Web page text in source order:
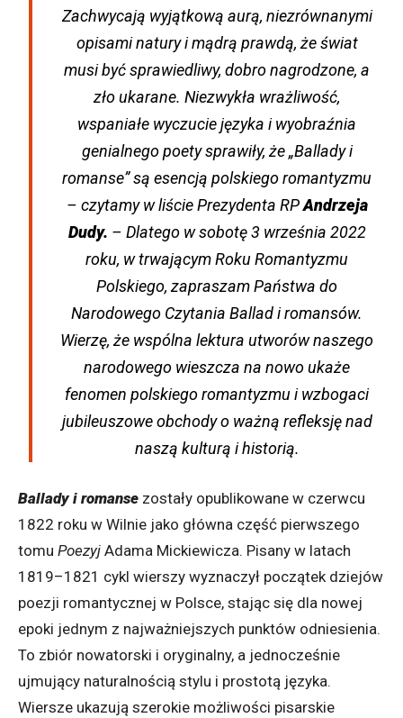
Zachwycają wyjątkową aurą, niezrównanymi
opisami natury i mądrą prawdą, że świat
musi być sprawiedliwy, dobro nagrodzone, a
zło ukarane. Niezwykła wrażliwość,
wspaniałe wyczucie języka i wyobraźnia
genialnego poety sprawiły, że „Ballady i
romanse” są esencją polskiego romantyzmu
– czytamy w liście Prezydenta RPAndrzeja
Dudy. – Dlatego w sobotę 3 września 2022
roku, w trwającym Roku Romantyzmu
Polskiego, zapraszam Państwa do
Narodowego Czytania Ballad i romansów.
Wierzę, że wspólna lektura utworów naszego
narodowego wieszcza na nowo ukaże
fenomen polskiego romantyzmu i wzbogaci
jubileuszowe obchody o ważną refleksję nad
naszą kulturą i historią.
Ballady i romanse zostały opublikowane w czerwcu
1822 roku w Wilnie jako główna część pierwszego
tomu Poezyj Adama Mickiewicza. Pisany w latach
1819–1821 cykl wierszy wyznaczył początek dziejów
poezji romantycznej w Polsce, stając się dla nowej
epoki jednym z najważniejszych punktów odniesienia.
To zbiór nowatorski i oryginalny, a jednocześnie
ujmujący naturalnością stylu i prostotą języka.
Wiersze ukazują szerokie możliwości pisarskie